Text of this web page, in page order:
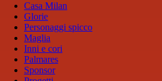
Casa Milan
Glorie
Personaggi spicco
Maglia
Inni e cori
Palmares
Sponsor